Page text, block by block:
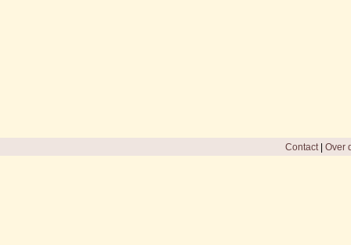
Contact| Over